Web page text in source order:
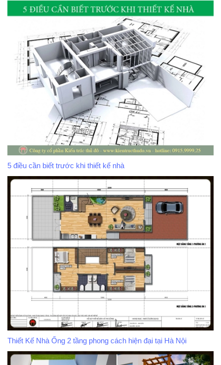
5 điều cần biết trước khi thiết kế nhà
Thiết Kế Nhà Ống 2 tầng phong cách hiện đại tại Hà Nội